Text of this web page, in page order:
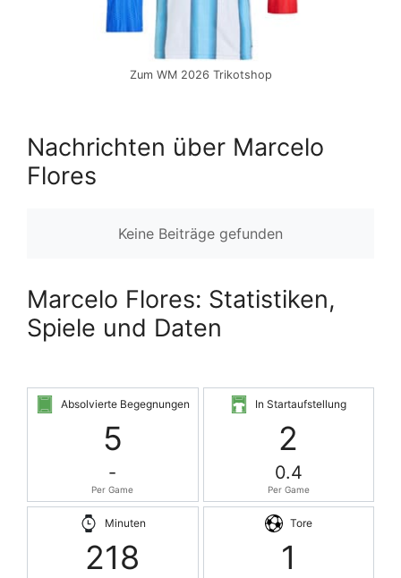
Zum WM 2026 Trikotshop
Nachrichten über Marcelo
Flores
Keine Beiträge gefunden
Marcelo Flores: Statistiken,
Spiele und Daten
Absolvierte Begegnungen
5
-
Per Game
In Startaufstellung
2
0.4
Per Game
Minuten
218
Tore
1